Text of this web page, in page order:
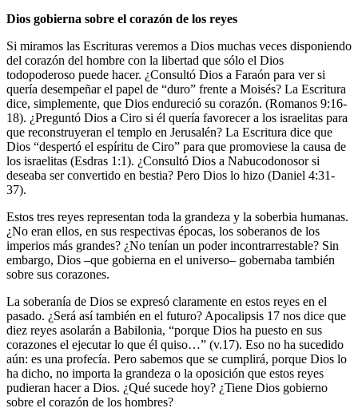
Dios gobierna sobre el corazón de los reyes
Si miramos las Escrituras veremos a Dios muchas veces disponiendo
del corazón del hombre con la libertad que sólo el Dios
todopoderoso puede hacer. ¿Consultó Dios a Faraón para ver si
quería desempeñar el papel de “duro” frente a Moisés? La Escritura
dice, simplemente, que Dios endureció su corazón. (Romanos 9:16-
18). ¿Preguntó Dios a Ciro si él quería favorecer a los israelitas para
que reconstruyeran el templo en Jerusalén? La Escritura dice que
Dios “despertó el espíritu de Ciro” para que promoviese la causa de
los israelitas (Esdras 1:1). ¿Consultó Dios a Nabucodonosor si
deseaba ser convertido en bestia? Pero Dios lo hizo (Daniel 4:31-
37).
Estos tres reyes representan toda la grandeza y la soberbia humanas.
¿No eran ellos, en sus respectivas épocas, los soberanos de los
imperios más grandes? ¿No tenían un poder incontrarrestable? Sin
embargo, Dios –que gobierna en el universo– gobernaba también
sobre sus corazones.
La soberanía de Dios se expresó claramente en estos reyes en el
pasado. ¿Será así también en el futuro? Apocalipsis 17 nos dice que
diez reyes asolarán a Babilonia, “porque Dios ha puesto en sus
corazones el ejecutar lo que él quiso…” (v.17). Eso no ha sucedido
aún: es una profecía. Pero sabemos que se cumplirá, porque Dios lo
ha dicho, no importa la grandeza o la oposición que estos reyes
pudieran hacer a Dios. ¿Qué sucede hoy? ¿Tiene Dios gobierno
sobre el corazón de los hombres?